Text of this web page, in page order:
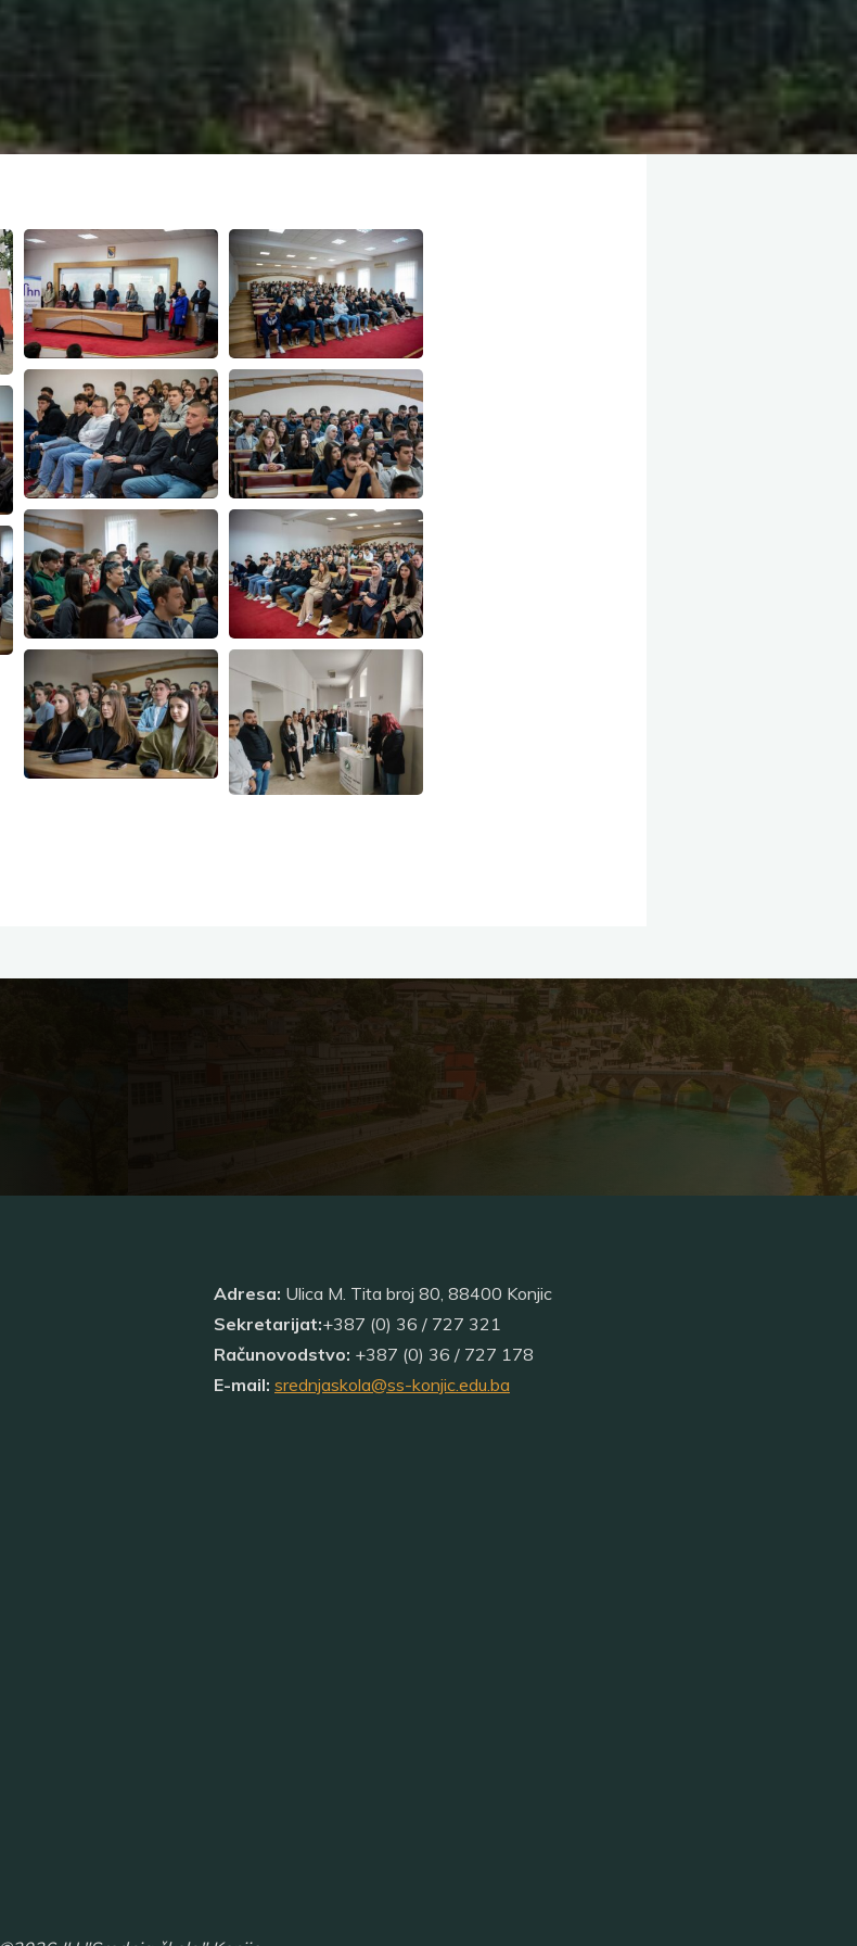
Adresa: Ulica M. Tita broj 80, 88400 Konjic
Sekretarijat:+387 (0) 36 / 727 321
Računovodstvo: +387 (0) 36 / 727 178
E-mail: srednjaskola@ss-konjic.edu.ba